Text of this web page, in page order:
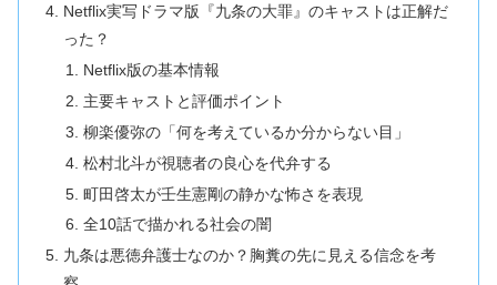
Netflix実写ドラマ版『九条の大罪』のキャストは正解だ
った？
Netflix版の基本情報
主要キャストと評価ポイント
柳楽優弥の「何を考えているか分からない目」
松村北斗が視聴者の良心を代弁する
町田啓太が壬生憲剛の静かな怖さを表現
全10話で描かれる社会の闇
九条は悪徳弁護士なのか？胸糞の先に見える信念を考